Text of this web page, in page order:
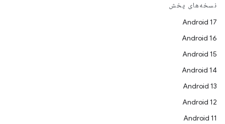
نسخه‌های پخش
Android 17
Android 16
Android 15
Android 14
Android 13
Android 12
Android 11